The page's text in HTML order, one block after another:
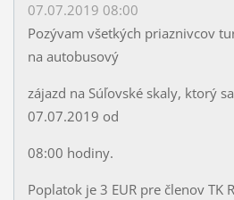
07.07.2019 08:00
Pozývam všetkých priaznivcov
na autobusový
zájazd na Súľovské skaly, ktorý
07.07.2019 od
08:00 hodiny.
Poplatok je 3 EUR pre členov TK